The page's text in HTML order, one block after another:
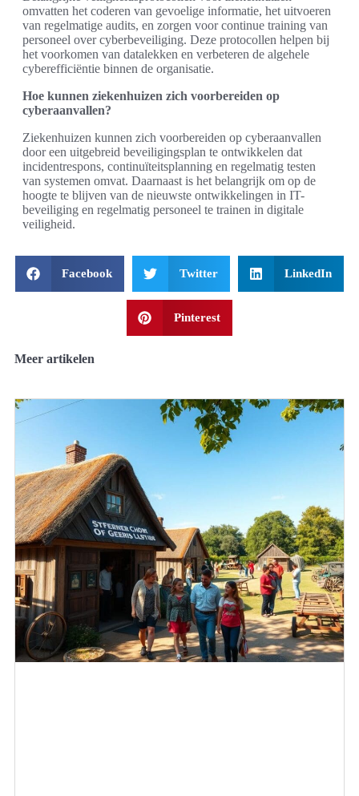
omvatten het coderen van gevoelige informatie, het uitvoeren
van regelmatige audits, en zorgen voor continue training van
personeel over cyberbeveiliging. Deze protocollen helpen bij
het voorkomen van datalekken en verbeteren de algehele
cyberefficiëntie binnen de organisatie.
Hoe kunnen ziekenhuizen zich voorbereiden op
cyberaanvallen?
Ziekenhuizen kunnen zich voorbereiden op cyberaanvallen
door een uitgebreid beveiligingsplan te ontwikkelen dat
incidentrespons, continuïteitsplanning en regelmatig testen
van systemen omvat. Daarnaast is het belangrijk om op de
hoogte te blijven van de nieuwste ontwikkelingen in IT-
beveiliging en regelmatig personeel te trainen in digitale
veiligheid.
Facebook Twitter LinkedIn
Pinterest
Meer artikelen